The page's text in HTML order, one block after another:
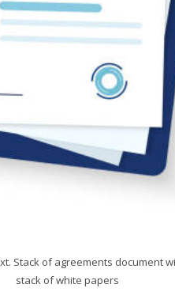
Stack of agreements document
stack of white papers